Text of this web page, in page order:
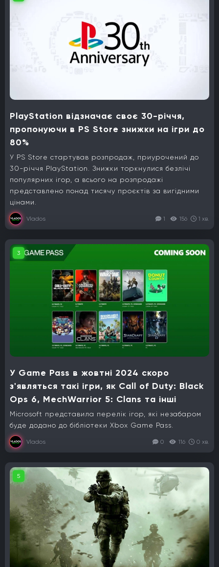
PlayStation відзначає своє 30-річчя,
пропонуючи в PS Store знижки на ігри до
80%
У PS Store стартував розпродаж, приурочений до
30-річчя PlayStation. Знижки торкнулися безлічі
популярних ігор, а всього на розпродажі
представлено понад тисячу проєктів за вигідними
цінами.
Vlados 1 156 1 хв.
3
У Game Pass в жовтні 2024 скоро
з'являться такі ігри, як Call of Duty: Black
Ops 6, MechWarrior 5: Clans та інші
Microsoft представила перелік ігор, які незабаром
буде додано до бібліотеки Xbox Game Pass.
Vlados 0 116 0 хв.
5